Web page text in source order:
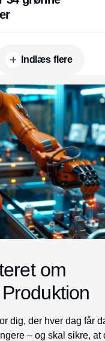
Indlæs flere
Annonce
om
dig, der hver dag får
– og skal sikre, at